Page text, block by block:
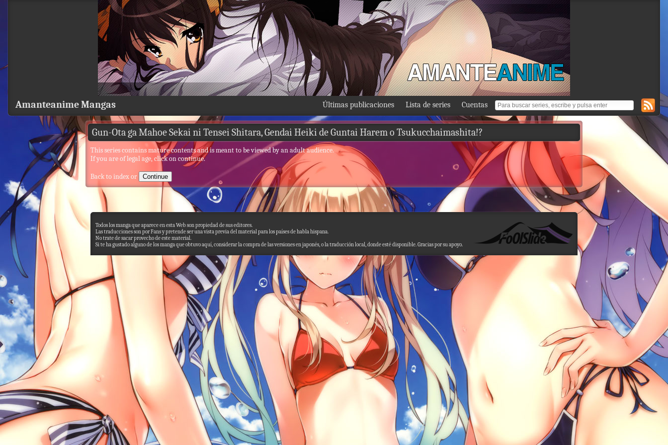
Últimas publicaciones Lista de series Cuentas
Amanteanime Mangas
Gun-Ota ga Mahoe Sekai ni Tensei Shitara, Gendai Heiki de Guntai Harem o Tsukucchaimashita!?
This series contains mature contents and is meant to be viewed by an adult audience.
If you are of legal age, click on continue.
Back to indexor
Todos los manga que aparece en esta Web son propiedad de sus editores.
Las traducciones son por Fans y pretende ser una vista previa del material para los países de habla hispana.
No trate de sacar provecho de este material.
Si te ha gustado alguno de los manga que obtuvo aquí, considerar la compra de las versiones en japonés, o la traducción local, donde esté disponible. Gracias por su apoyo.